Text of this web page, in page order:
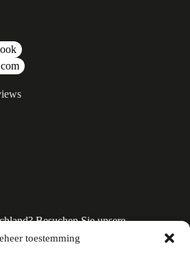
toestemming
Besuchen Sie unsere